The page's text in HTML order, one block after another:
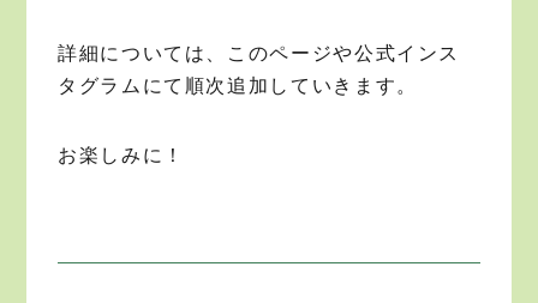
詳細については、このページや公式インス
タグラムにて順次追加していきます。
お楽しみに！